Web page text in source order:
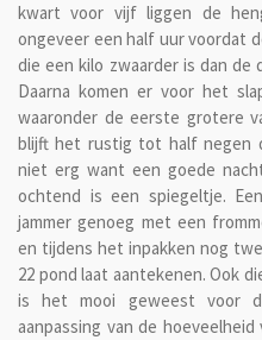
kwart voor vijf liggen de
ongeveer een half uur voordat
die een kilo zwaarder is dan de
Daarna komen er voor het
waaronder de eerste grotere
blijft het rustig tot half negen
niet erg want een goede
ochtend is een spiegeltje.
jammer genoeg met een
en tijdens het inpakken nog
22 pond laat aantekenen. Ook
is het mooi geweest voor
aanpassing van de